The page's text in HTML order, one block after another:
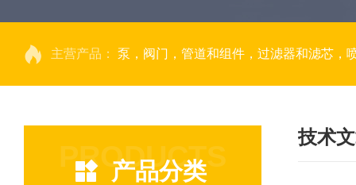
主营产品： 泵，阀门，管道和组件，过滤器和滤芯，
PRODUCTS
产品分类
技术